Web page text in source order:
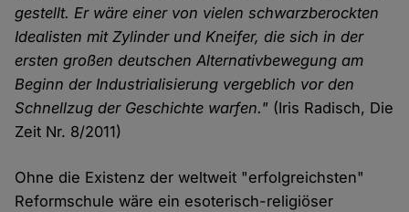
gestellt. Er wäre einer von vielen schwarzberockten
Idealisten mit Zylinder und Kneifer, die sich in der
ersten großen deutschen Alternativbewegung am
Beginn der Industrialisierung vergeblich vor den
Schnellzug der Geschichte warfen." (Iris Radisch, Die
Zeit Nr. 8/2011)
Ohne die Existenz der weltweit "erfolgreichsten"
Reformschule wäre ein esoterisch-religiöser